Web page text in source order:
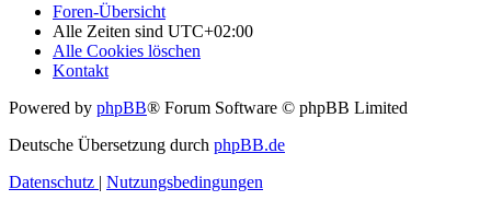
Foren-Übersicht
Alle Zeiten sind UTC+02:00
Alle Cookies löschen
Kontakt
Powered by phpBB® Forum Software © phpBB Limited
Deutsche Übersetzung durch phpBB.de
Datenschutz | Nutzungsbedingungen